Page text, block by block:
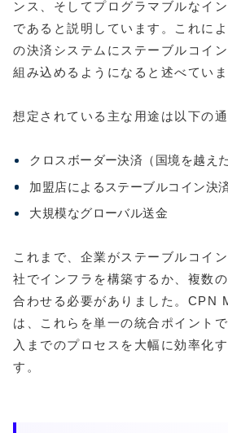
ンス、そしてプログラマブルなイ
であると説明しています。これに
の決済システムにステーブルコイ
組み込めるようになると述べていま
想定されている主な用途は以下の通
クロスボーダー決済（国境を越え
加盟店によるステーブルコイン決
大規模なグローバル送金
これまで、企業がステーブルコイ
社でインフラを構築するか、複数
合わせる必要がありました。CPN
は、これらを単一の統合ポイント
入までのプロセスを大幅に効率化
す。